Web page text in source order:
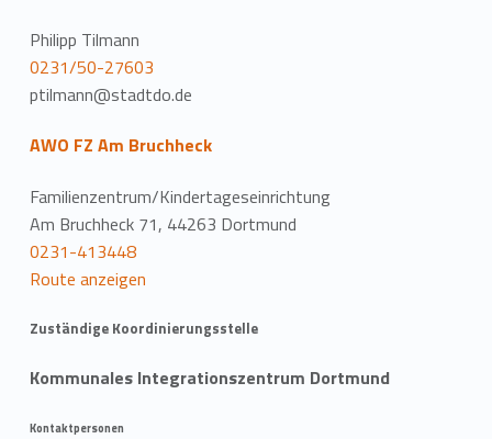
Philipp Tilmann
0231/50-27603
ptilmann@stadtdo.de
AWO FZ Am Bruchheck
Familienzentrum/Kindertageseinrichtung
Am Bruchheck 71, 44263 Dortmund
0231-413448
Route anzeigen
Zuständige Koordinierungsstelle
Kommunales Integrationszentrum Dortmund
Kontaktpersonen